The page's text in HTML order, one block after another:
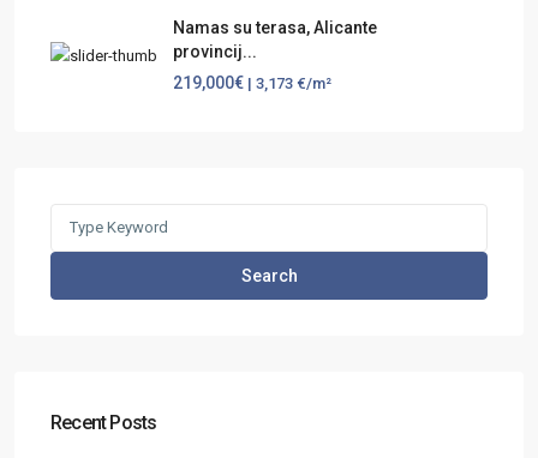
Namas su terasa, Alicante
provincij...
219,000€ | 3,173 €/m²
Search
Recent Posts